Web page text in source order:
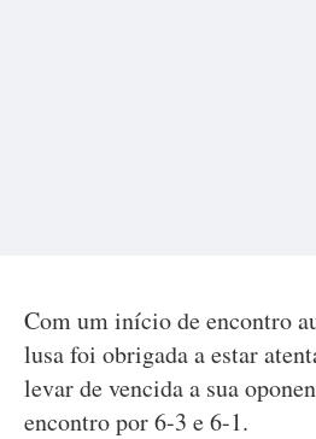
Com um início de encontro
lusa foi obrigada a estar
levar de vencida a sua
encontro por 6-3 e 6-1.